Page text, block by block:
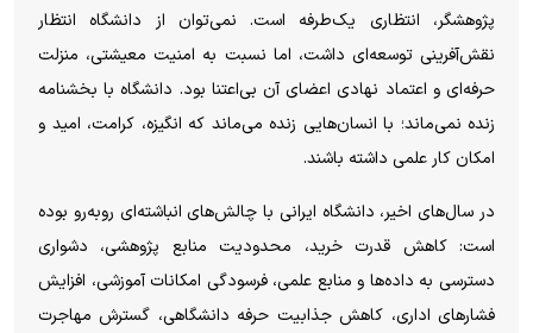
پژوهشگر، انتظاری یک‌طرفه است. نمی‌توان از دانشگاه انتظار
نقش‌آفرینی توسعه‌ای داشت، اما نسبت به امنیت معیشتی، منزلت
حرفه‌ای و اعتماد نهادی اعضای آن بی‌اعتنا بود. دانشگاه با بخشنامه
زنده نمی‌ماند؛ با انسان‌هایی زنده می‌ماند که انگیزه، کرامت، امید و
امکان کار علمی داشته باشند.
در سال‌های اخیر، دانشگاه ایرانی با چالش‌های انباشته‌ای روبه‌رو بوده
است: کاهش قدرت خرید، محدودیت منابع پژوهشی، دشواری
دسترسی به داده‌ها و منابع علمی، فرسودگی امکانات آموزشی، افزایش
فشارهای اداری، کاهش جذابیت حرفه دانشگاهی، گسترش مهاجرت